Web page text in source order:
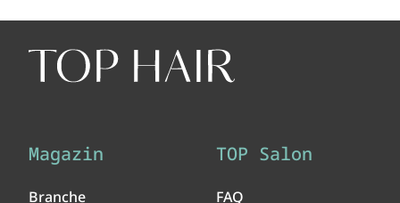
Magazin
Branche
TOP Salon
FAQ